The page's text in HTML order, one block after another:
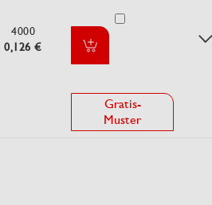
4000
0,126 €
Gratis-
Muster